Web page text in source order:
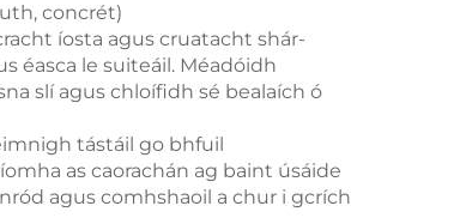
concrét)
íosta agus cruatacht shár-
éasca le suiteáil. Méadóidh
slí agus chloífidh sé bealaích ó
tástáil go bhfuil
as caorachán ag baint úsáide
agus comhshaoil a chur i gcrích